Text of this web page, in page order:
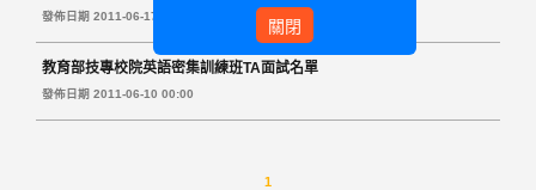
發佈日期 2011-06-17 00:00
教育部技專校院英語密集訓練班TA面試名單
發佈日期 2011-06-10 00:00
1
關閉